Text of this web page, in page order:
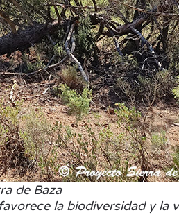
de Baza
la biodiversidad y la